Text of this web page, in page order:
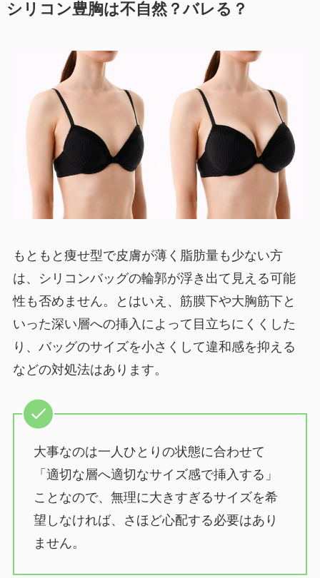
シリコン豊胸は不自然？バレる？
もともと痩せ型で皮膚が薄く脂肪量も少ない方
は、シリコンバッグの輪郭が浮き出て見える可能
性も否めません。とはいえ、筋膜下や大胸筋下と
いった深い層への挿入によって目立ちにくくした
り、バッグのサイズを小さくして違和感を抑える
などの対処法はあります。
大事なのは一人ひとりの状態に合わせて
「適切な層へ適切なサイズ感で挿入する」
ことなので、無理に大きすぎるサイズを希
望しなければ、さほど心配する必要はあり
ません。